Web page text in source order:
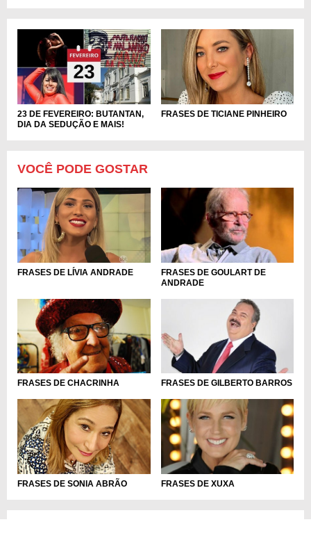
23 DE FEVEREIRO: BUTANTAN,
DIA DA SEDUÇÃO E MAIS!
FRASES DE TICIANE PINHEIRO
VOCÊ PODE GOSTAR
FRASES DE LÍVIA ANDRADE
FRASES DE GOULART DE
ANDRADE
FRASES DE CHACRINHA FRASES DE GILBERTO BARROS
FRASES DE SONIA ABRÃO FRASES DE XUXA